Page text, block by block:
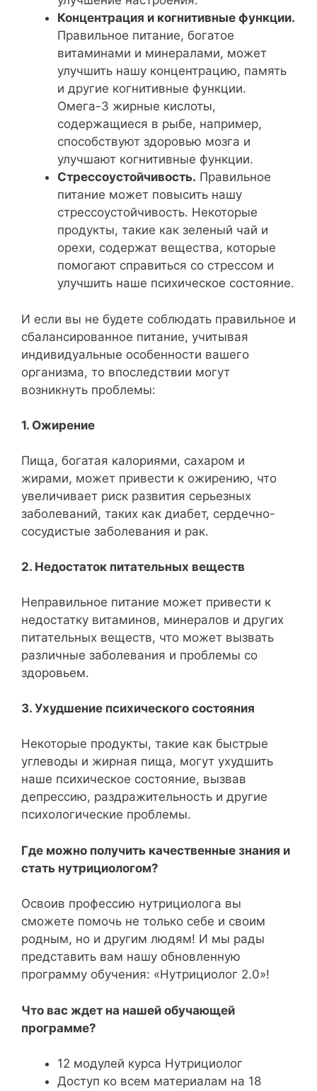
Концентрация и когнитивные функции.
Правильное питание, богатое
витаминами и минералами, может
улучшить нашу концентрацию, память
и другие когнитивные функции.
Омега-3 жирные кислоты,
содержащиеся в рыбе, например,
способствуют здоровью мозга и
улучшают когнитивные функции.
Стрессоустойчивость. Правильное
питание может повысить нашу
стрессоустойчивость. Некоторые
продукты, такие как зеленый чай и
орехи, содержат вещества, которые
помогают справиться со стрессом и
улучшить наше психическое состояние.
И если вы не будете соблюдать правильное и
сбалансированное питание, учитывая
индивидуальные особенности вашего
организма, то впоследствии могут
возникнуть проблемы:
1. Ожирение
Пища, богатая калориями, сахаром и
жирами, может привести к ожирению, что
увеличивает риск развития серьезных
заболеваний, таких как диабет, сердечно-
сосудистые заболевания и рак.
2. Недостаток питательных веществ
Неправильное питание может привести к
недостатку витаминов, минералов и других
питательных веществ, что может вызвать
различные заболевания и проблемы со
здоровьем.
3. Ухудшение психического состояния
Некоторые продукты, такие как быстрые
углеводы и жирная пища, могут ухудшить
наше психическое состояние, вызвав
депрессию, раздражительность и другие
психологические проблемы.
Где можно получить качественные знания и
стать нутрициологом?
Освоив профессию нутрициолога вы
сможете помочь не только себе и своим
родным, но и другим людям! И мы рады
представить вам нашу обновленную
программу обучения: «Нутрициолог 2.0»!
Что вас ждет на нашей обучающей
программе?
12 модулей курса Нутрициолог
Доступ ко всем материалам на 18